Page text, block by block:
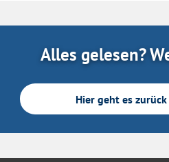
Alles gelesen?
Hier geht es